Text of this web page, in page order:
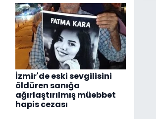
İzmir'de eski sevgilisini
öldüren sanığa
ağırlaştırılmış müebbet
hapis cezası